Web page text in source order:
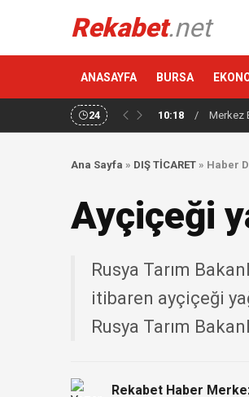
Rekabet.net
ANASAYFA BURSA
24 10:18 / Merkez
Ana Sayfa » DIŞ TİCARET » Haber
Ayçiçeği
Rusya Tarım
itibaren ayçiçeği
Rusya Tarım
Rekabet Haber